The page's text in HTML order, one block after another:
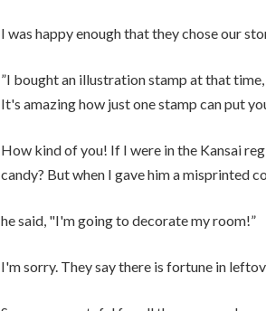
I was happy enough that they chose our
”I bought an illustration stamp at that
It's amazing how just one stamp can put
How kind of you! If I were in the Kansai
candy? But when I gave him a misprinted
he said, "I'm going to decorate my room!”
I'm sorry. They say there is fortune in